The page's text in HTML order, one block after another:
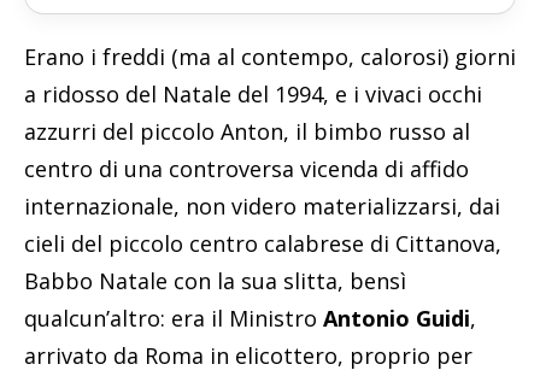
Erano i freddi (ma al contempo, calorosi) giorni
a ridosso del Natale del 1994, e i vivaci occhi
azzurri del piccolo Anton, il bimbo russo al
centro di una controversa vicenda di affido
internazionale, non videro materializzarsi, dai
cieli del piccolo centro calabrese di Cittanova,
Babbo Natale con la sua slitta, bensì
qualcun’altro: era il Ministro Antonio Guidi,
arrivato da Roma in elicottero, proprio per